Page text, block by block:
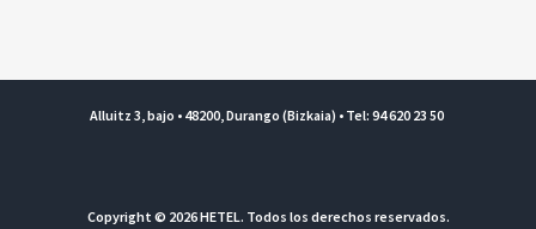
Alluitz 3, bajo • 48200, Durango (Bizkaia) • Tel: 94 620 23 50
Copyright © 2026 HETEL. Todos los derechos reservados.